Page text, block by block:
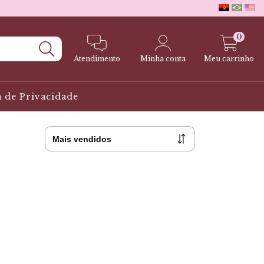
Atendimento Minha conta Meu carrinho
0
de Privacidade